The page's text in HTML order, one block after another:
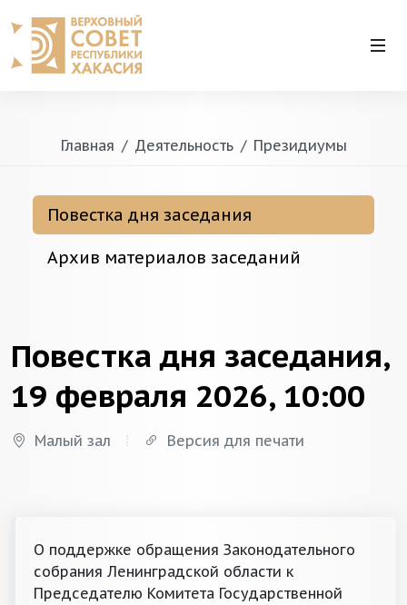
Главная Деятельность Президиумы
Повестка дня заседания
Архив материалов заседаний
Повестка дня заседания,
19 февраля 2026, 10:00
Малый зал Версия для печати
О поддержке обращения Законодательного
собрания Ленинградской области к
Председателю Комитета Государственной